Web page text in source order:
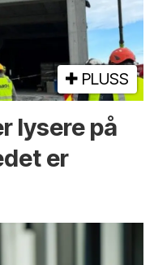
PLUSS
lysere på
er